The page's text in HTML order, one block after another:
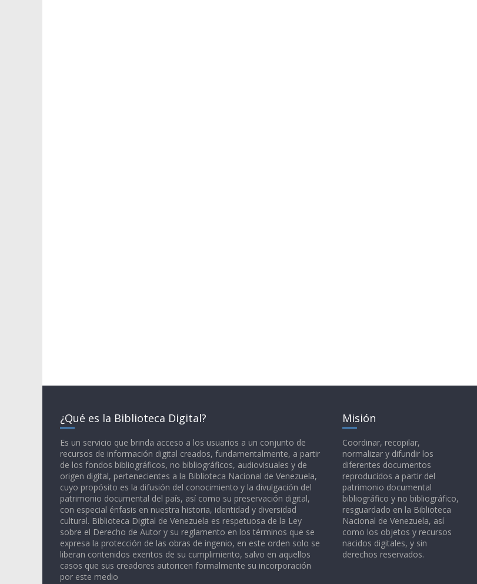
¿Qué es la Biblioteca Digital?
Es un servicio que brinda acceso a los usuarios a un conjunto de
recursos de información digital creados, fundamentalmente, a partir
de los fondos bibliográficos, no bibliográficos, audiovisuales y de
origen digital, pertenecientes a la Biblioteca Nacional de Venezuela,
cuyo propósito es la difusión del conocimiento y la divulgación del
patrimonio documental del país, así como su preservación digital,
con especial énfasis en nuestra historia, identidad y diversidad
cultural. Biblioteca Digital de Venezuela es respetuosa de la Ley
sobre el Derecho de Autor y su reglamento en los términos que se
expresa la protección de las obras de ingenio, en este orden solo se
liberan contenidos exentos de su cumplimiento, salvo en aquellos
casos que sus creadores autoricen formalmente su incorporación
por este medio
Misión
Coordinar, recopilar,
normalizar y difundir los
diferentes documentos
reproducidos a partir del
patrimonio documental
bibliográfico y no bibliográfico,
resguardado en la Biblioteca
Nacional de Venezuela, así
como los objetos y recursos
nacidos digitales, y sin
derechos reservados.